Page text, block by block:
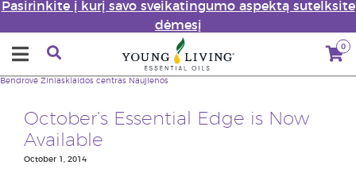
Pasirinkite į kurį savo sveikatingumo aspektą sutelksite
dėmesį
0
Bendrovė Žiniasklaidos centras Naujienos
October’s Essential Edge is Now
Available
October 1, 2014